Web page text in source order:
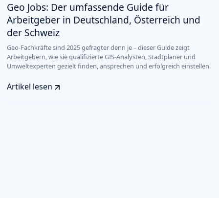
Geo Jobs: Der umfassende Guide für
Arbeitgeber in Deutschland, Österreich und
der Schweiz
Geo-Fachkräfte sind 2025 gefragter denn je – dieser Guide zeigt
Arbeitgebern, wie sie qualifizierte GIS-Analysten, Stadtplaner und
Umweltexperten gezielt finden, ansprechen und erfolgreich einstellen.
Artikel lesen